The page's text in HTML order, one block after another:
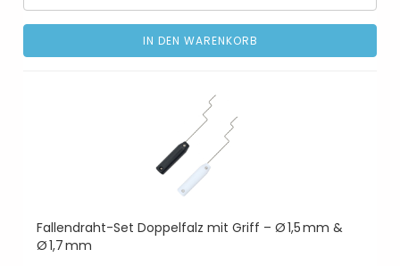
IN DEN WARENKORB
Fallendraht-Set Doppelfalz mit Griff – Ø 1,5 mm &
Ø 1,7 mm